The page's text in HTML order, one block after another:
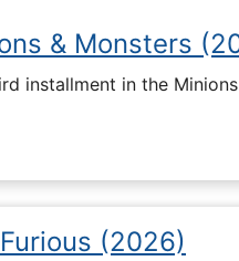
& Monsters
installment in the
(2026)